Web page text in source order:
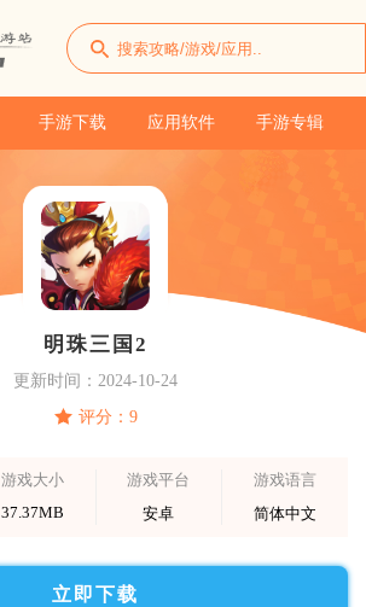
手游下载 应用软件 手游专辑
明珠三国2
更新时间：2024-10-24
评分：9
游戏大小
37.37MB
游戏平台
安卓
游戏语言
简体中文
立即下载